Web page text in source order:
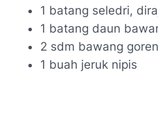
1 batang seledri,
1 batang daun
2 sdm bawang
1 buah jeruk nipis